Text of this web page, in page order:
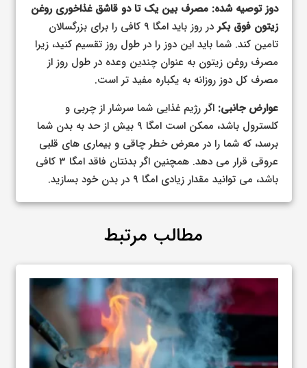
دوز توصیه شده: مصرف بین یک تا دو قاشق غذاخوری روغن
زیتون فوق بکر
در روز باید امگا ۹ کافی را برای بزرگسالان
تامین کند. شما باید این دوز را در طول روز تقسیم کنید، زیرا
مصرف روغن زیتون به عنوان چندین وعده در طول روز از
مصرف کل دوز روزانه به یکباره مفید تر است.
عوارض جانبی: اگر رژیم غذایی شما سرشار از چربی و
کلسترول باشد، ممکن است امگا ۹ بیش از حد به بدن شما
برسد، که شما را در معرض خطر چاقی و بیماری های قلبی
عروقی قرار می دهد. همچنین اگر بدنتان فاقد امگا ۳ کافی
باشد، می توانید مقدار زیادی امگا ۹ در بدن خود بسازید.
مطالب مرتبط